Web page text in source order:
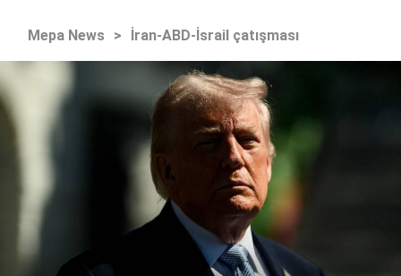
Mepa News > İran-ABD-İsrail çatışması